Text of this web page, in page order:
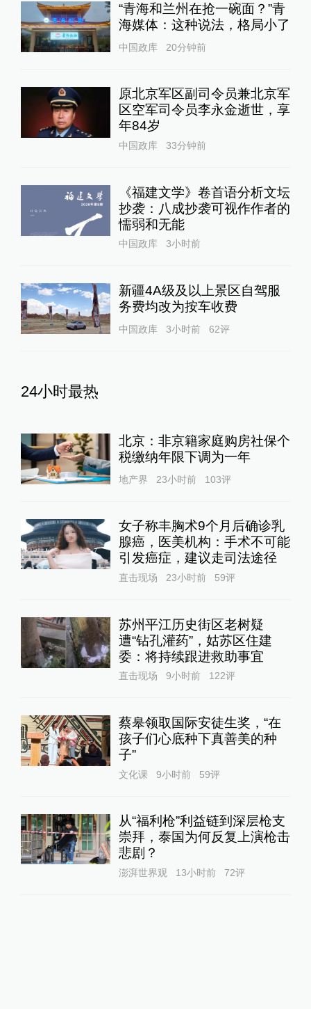
“青海和兰州在抢一碗面？”青
海媒体：这种说法，格局小了
中国政库 20分钟前
原北京军区副司令员兼北京军
区空军司令员李永金逝世，享
年84岁
中国政库 33分钟前
《福建文学》卷首语分析文坛
抄袭：八成抄袭可视作作者的
懦弱和无能
中国政库 3小时前
新疆4A级及以上景区自驾服
务费均改为按车收费
中国政库 3小时前 62评
24小时最热
北京：非京籍家庭购房社保个
税缴纳年限下调为一年
地产界 23小时前 103评
女子称丰胸术9个月后确诊乳
腺癌，医美机构：手术不可能
引发癌症，建议走司法途径
直击现场 23小时前 59评
苏州平江历史街区老树疑
遭“钻孔灌药”，姑苏区住建
委：将持续跟进救助事宜
直击现场 9小时前 122评
蔡皋领取国际安徒生奖，“在
孩子们心底种下真善美的种
子”
文化课 9小时前 59评
从“福利枪”利益链到深层枪支
崇拜，泰国为何反复上演枪击
悲剧？
澎湃世界观 13小时前 72评